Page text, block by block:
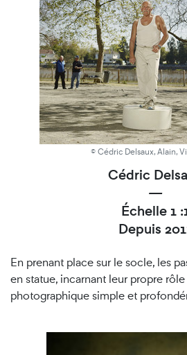
© Cédric Delsaux, Alain,
Cédric
—
Échelle 1
Depuis
En prenant place sur le socle, les
en statue, incarnant leur propre
photographique simple et